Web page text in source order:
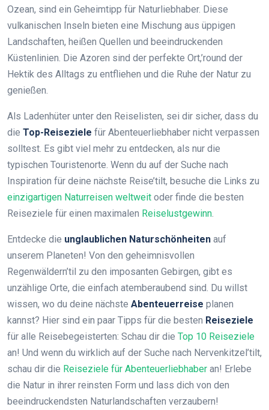
Ozean, sind ein Geheimtipp für Naturliebhaber. Diese
vulkanischen Inseln bieten eine Mischung aus üppigen
Landschaften, heißen Quellen und beeindruckenden
Küstenlinien. Die Azoren sind der perfekte Ort,’round der
Hektik des Alltags zu entfliehen und die Ruhe der Natur zu
genießen.
Als Ladenhüter unter den Reiselisten, sei dir sicher, dass du
die Top-Reiseziele für Abenteuerliebhaber nicht verpassen
solltest. Es gibt viel mehr zu entdecken, als nur die
typischen Touristenorte. Wenn du auf der Suche nach
Inspiration für deine nächste Reise’tilt, besuche die Links zu
einzigartigen Naturreisen weltweit oder finde die besten
Reiseziele für einen maximalen Reiselustgewinn.
Entdecke die unglaublichen Naturschönheiten auf
unserem Planeten! Von den geheimnisvollen
Regenwäldern’til zu den imposanten Gebirgen, gibt es
unzählige Orte, die einfach atemberaubend sind. Du willst
wissen, wo du deine nächste Abenteuerreise planen
kannst? Hier sind ein paar Tipps für die besten Reiseziele
für alle Reisebegeisterten: Schau dir die Top 10 Reiseziele
an! Und wenn du wirklich auf der Suche nach Nervenkitzel’tilt,
schau dir die Reiseziele für Abenteuerliebhaber an! Erlebe
die Natur in ihrer reinsten Form und lass dich von den
beeindruckendsten Naturlandschaften verzaubern!